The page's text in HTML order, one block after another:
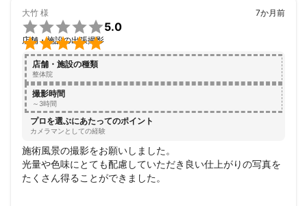
大竹 様


5.0
店舗・施設の出張撮影
7か月前
店舗・施設の種類
整体院
撮影時間
～3時間
プロを選ぶにあたってのポイント
カメラマンとしての経験
施術風景の撮影をお願いしました。
光量や色味にとても配慮していただき良い仕上がりの写真を
たくさん得ることができました。